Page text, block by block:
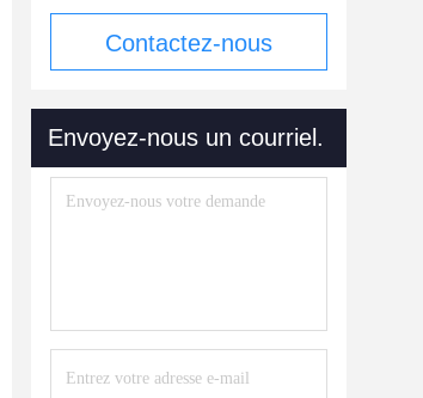
Contactez-nous
Envoyez-nous un courriel.